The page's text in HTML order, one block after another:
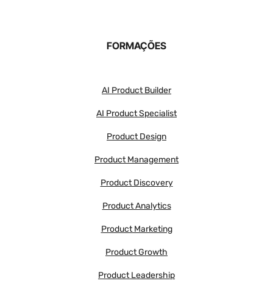
FORMAÇÕES
AI Product Builder
AI Product Specialist
Product Design
Product Management
Product Discovery
Product Analytics
Product Marketing
Product Growth
Product Leadership